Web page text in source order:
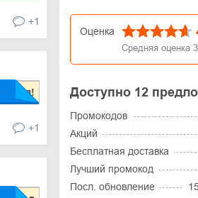
+1
+1
Оценка
Средняя оценка
Доступно 12
Промокодов
Акций
Бесплатная доставка
Лучший промокод
Посл. обновление